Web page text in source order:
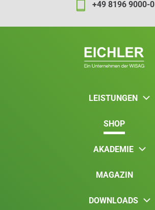
+49 8196 9000-0
LEISTUNGEN
SHOP
AKADEMIE
MAGAZIN
DOWNLOADS